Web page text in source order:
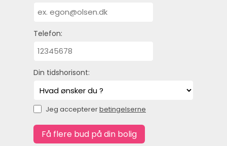
Telefon:
Din tidshorisont:
Jeg acceptererbetingelserne